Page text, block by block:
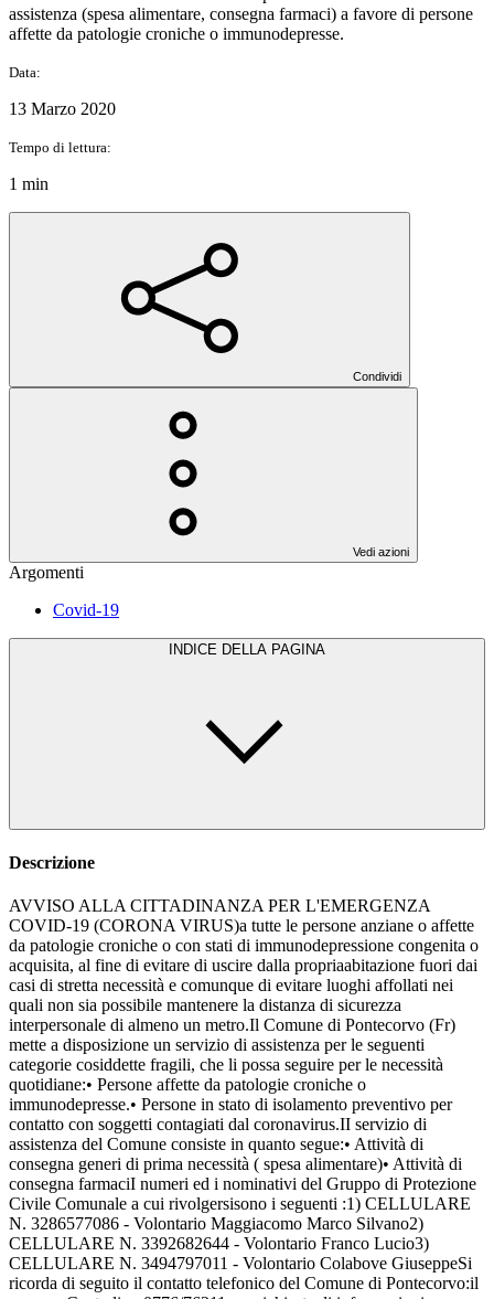
assistenza (spesa alimentare, consegna farmaci) a favore di persone
affette da patologie croniche o immunodepresse.
Data:
13 Marzo 2020
Tempo di lettura:
1 min
Condividi
Vedi azioni
Argomenti
Covid-19
INDICE DELLA PAGINA
Descrizione
AVVISO ALLA CITTADINANZA PER L'EMERGENZA
COVID-19 (CORONA VIRUS)a tutte le persone anziane o affette
da patologie croniche o con stati di immunodepressione congenita o
acquisita, al fine di evitare di uscire dalla propriaabitazione fuori dai
casi di stretta necessità e comunque di evitare luoghi affollati nei
quali non sia possibile mantenere la distanza di sicurezza
interpersonale di almeno un metro.Il Comune di Pontecorvo (Fr)
mette a disposizione un servizio di assistenza per le seguenti
categorie cosiddette fragili, che li possa seguire per le necessità
quotidiane:• Persone affette da patologie croniche o
immunodepresse.• Persone in stato di isolamento preventivo per
contatto con soggetti contagiati dal coronavirus.II servizio di
assistenza del Comune consiste in quanto segue:• Attività di
consegna generi di prima necessità ( spesa alimentare)• Attività di
consegna farmaciI numeri ed i nominativi del Gruppo di Protezione
Civile Comunale a cui rivolgersisono i seguenti :1) CELLULARE
N. 3286577086 - Volontario Maggiacomo Marco Silvano2)
CELLULARE N. 3392682644 - Volontario Franco Lucio3)
CELLULARE N. 3494797011 - Volontario Colabove GiuseppeSi
ricorda di seguito il contatto telefonico del Comune di Pontecorvo:il